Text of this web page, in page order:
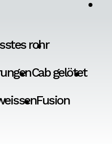
rohr
Cab gelötet
Fusion